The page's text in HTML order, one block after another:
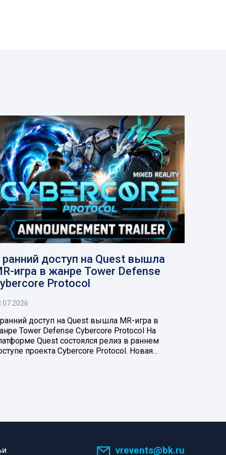
ранний доступ на Quest вышла
игра в жанре Tower Defense
Protocol
доступ на Quest вышла MR-игра в
Tower Defense Cybercore Protocol На
Quest состоялся релиз в раннем
проекта Cybercore Protocol. Новая…
vrevents@bk.ru